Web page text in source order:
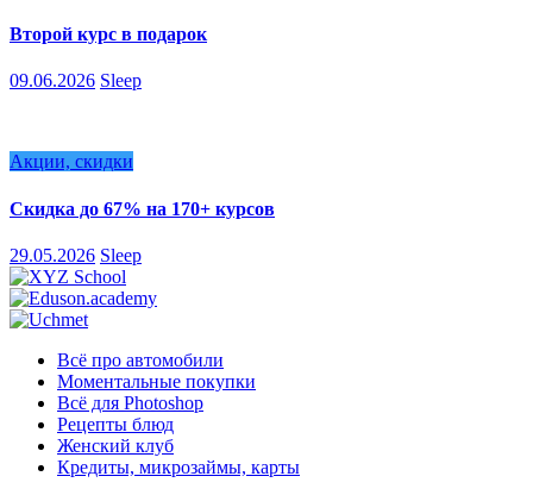
Второй курс в подарок
09.06.2026 Sleep
Акции, скидки
Скидка до 67% на 170+ курсов
29.05.2026 Sleep
Всё про автомобили
Моментальные покупки
Всё для Photoshop
Рецепты блюд
Женский клуб
Кредиты, микрозаймы, карты